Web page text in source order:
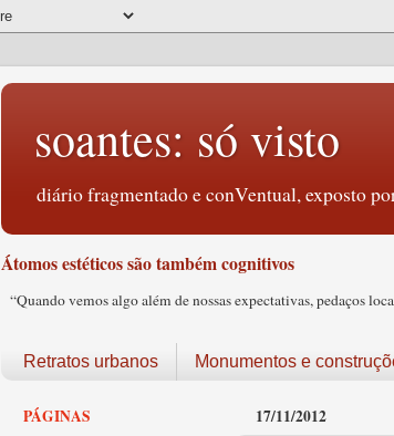
soantes: só visto
diário fragmentado e conVentual, exposto
Átomos estéticos são também cognitivos
“Quando vemos algo além de nossas expectativas, pedaços
Retratos urbanos Monumentos e
17/11/2012
PÁGINAS